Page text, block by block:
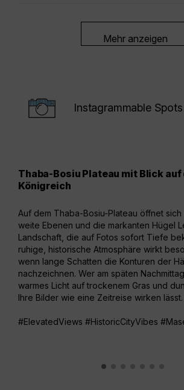
Mehr anzeigen
Instagrammable
Thaba-Bosiu Plateau mit Blick
Königreich
Auf dem Thaba-Bosiu-Plateau öffnet
weite Ebenen und die markanten Hügel
Landschaft, die auf Fotos sofort Tiefe
ruhige, historische Atmosphäre wirkt
wenn lange Schatten die Konturen der
nachzeichnen. Wer am späten
warmes Licht auf trockenem Gras und
Ihre Bilder wie eine Zeitreise wirken lässt.
#ElevatedViews #HistoricCityVibes